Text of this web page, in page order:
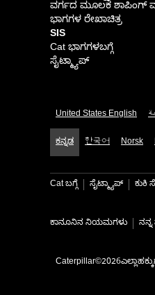
ವರ್ಗದ ಮೂಲಕ ಶಾಪಿಂಗ್
ಭಾಗಗಳ ರೇಖಾಚಿತ್ರ
SIS
Cat ಭಾಗಗಳಬಗ್ಗೆ
ಸೈಟ್ಮ್ಯಾಪ್
United States English
ಕನ್ನಡ 한국어 Norsk
Cat ಬಗ್ಗೆ ಸೈಟ್ಮ್ಯಾಪ್ ಕುಕಿ
ಕಾನೂನಿನ ನಿಯಮಗಳು